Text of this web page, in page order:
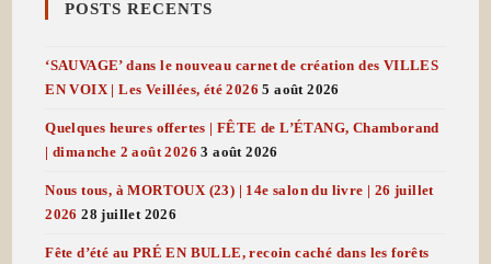
POSTS RECENTS
‘SAUVAGE’ dans le nouveau carnet de création des VILLES
EN VOIX | Les Veillées, été 2026 5 août 2026
Quelques heures offertes | FÊTE de L’ÉTANG, Chamborand
| dimanche 2 août 2026 3 août 2026
Nous tous, à MORTOUX (23) | 14e salon du livre | 26 juillet
2026 28 juillet 2026
Fête d’été au PRÉ EN BULLE, recoin caché dans les forêts